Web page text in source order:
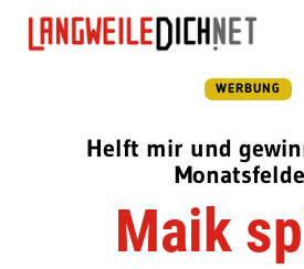
WERBUNG
Helft mir und
Maik